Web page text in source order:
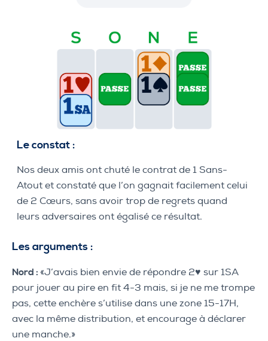
Le constat :
Nos deux amis ont chuté le contrat de 1 Sans-
Atout et constaté que l’on gagnait facilement celui
de 2 Cœurs, sans avoir trop de regrets quand
leurs adversaires ont égalisé ce résultat.
Les arguments :
Nord : «J’avais bien envie de répondre 2♥ sur 1SA
pour jouer au pire en fit 4-3 mais, si je ne me trompe
pas, cette enchère s’utilise dans une zone 15-17H,
avec la même distribution, et encourage à déclarer
une manche.»